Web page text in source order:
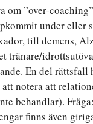
om ”over-
under eller
till demens,
tränare/
En del rättsfall
notera att
behandlar). Fråga:
finns även